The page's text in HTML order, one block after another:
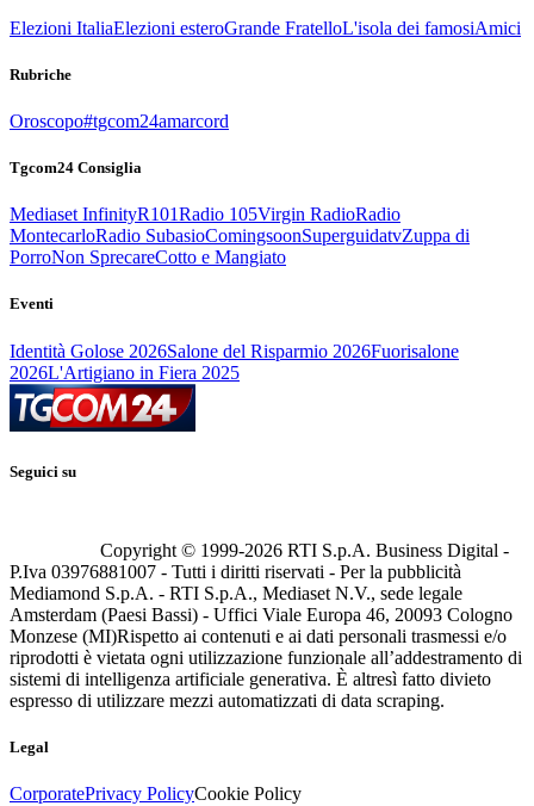
Elezioni ItaliaElezioni esteroGrande FratelloL'isola dei famosiAmici
Rubriche
Oroscopo#tgcom24amarcord
Tgcom24 Consiglia
Mediaset InfinityR101Radio 105Virgin RadioRadio
MontecarloRadio SubasioComingsoonSuperguidatvZuppa di
PorroNon SprecareCotto e Mangiato
Eventi
Identità Golose 2026Salone del Risparmio 2026Fuorisalone
2026L'Artigiano in Fiera 2025
Seguici su
Copyright © 1999-2026 RTI S.p.A. Business Digital -
P.Iva 03976881007 - Tutti i diritti riservati - Per la pubblicità
Mediamond S.p.A. - RTI S.p.A., Mediaset N.V., sede legale
Amsterdam (Paesi Bassi) - Uffici Viale Europa 46, 20093 Cologno
Monzese (MI)Rispetto ai contenuti e ai dati personali trasmessi e/o
riprodotti è vietata ogni utilizzazione funzionale all’addestramento di
sistemi di intelligenza artificiale generativa. È altresì fatto divieto
espresso di utilizzare mezzi automatizzati di data scraping.
Legal
CorporatePrivacy PolicyCookie Policy